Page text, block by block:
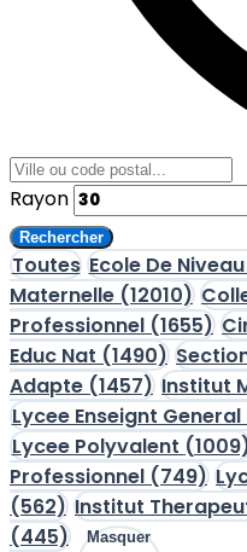
Rayon
Rechercher
Toutes Ecole De
Maternelle (12010)
Professionnel (1655)
Educ Nat (1490)
Adapte (1457) Institut
Lycee Enseignt
Lycee Polyvalent
Professionnel (749)
(562) Institut
(445)
Masquer